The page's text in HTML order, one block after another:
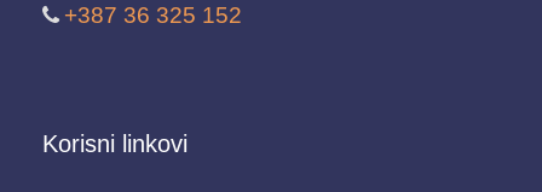
+387 36 325 152
Korisni linkovi